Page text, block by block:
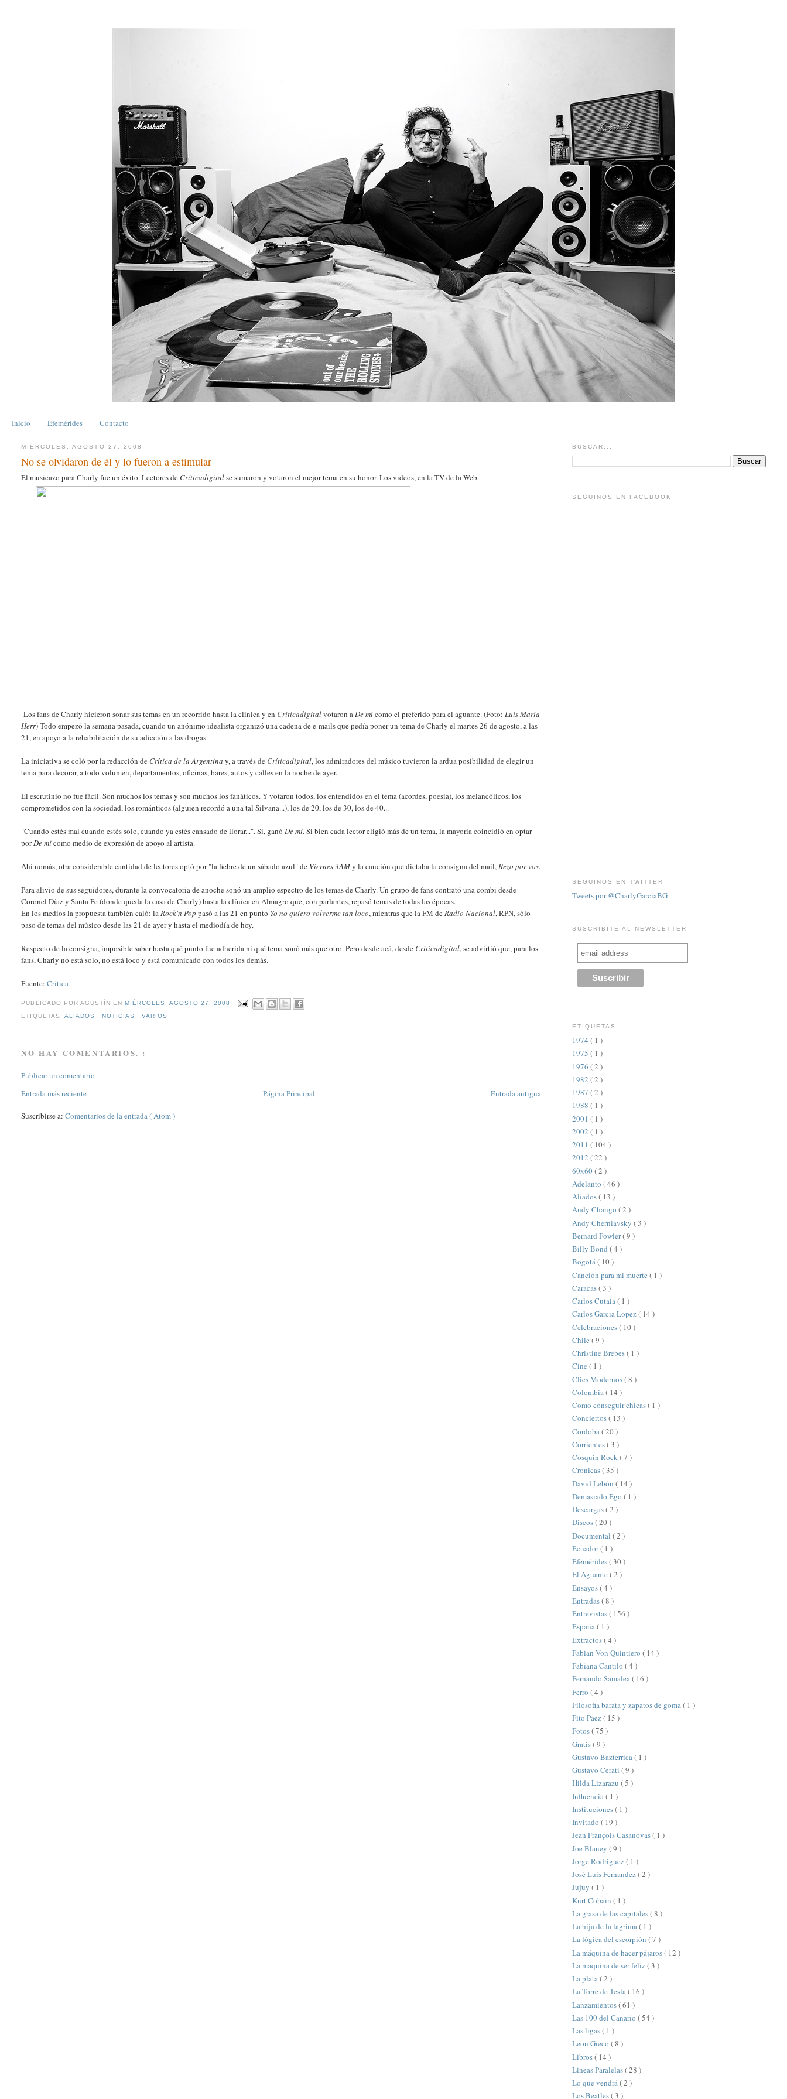
Inicio Efemérides Contacto
MIÉRCOLES, AGOSTO 27, 2008
No se olvidaron de él y lo fueron a estimular
El musicazo para Charly fue un éxito. Lectores de Críticadigitalse sumaron y votaron el mejor tema en su honor. Los videos, en la TV de la Web
Los fans de Charly hicieron sonar sus temas en un recorrido hasta la clínica y en Críticadigitalvotaron aDe mícomo el preferido para el aguante. (Foto: Luis María
Herr)Todo empezó la semana pasada, cuando un anónimo idealista organizó una cadena de e-mails que pedía poner un tema de Charly el martes 26 de agosto, a las
21, en apoyo a la rehabilitación de su adicción a las drogas.
La iniciativa se coló por la redacción de Crítica de la Argentina y, a través de Críticadigital, los admiradores del músico tuvieron la ardua posibilidad de elegir un
tema para decorar, a todo volumen, departamentos, oficinas, bares, autos y calles en la noche de ayer.
El escrutinio no fue fácil. Son muchos los temas y son muchos los fanáticos. Y votaron todos, los entendidos en el tema (acordes, poesía), los melancólicos, los
comprometidos con la sociedad, los románticos (alguien recordó a una tal Silvana...), los de 20, los de 30, los de 40...
"Cuando estés mal cuando estés solo, cuando ya estés cansado de llorar...". Sí, ganóDe mi. Si bien cada lector eligió más de un tema, la mayoría coincidió en optar
porDe micomo medio de expresión de apoyo al artista.
Ahí nomás, otra considerable cantidad de lectores optó por "la fiebre de un sábado azul" de Viernes 3AMy la canción que dictaba la consigna del mail,Rezo por vos.
Para alivio de sus seguidores, durante la convocatoria de anoche sonó un amplio espectro de los temas de Charly. Un grupo de fans contrató una combi desde
Coronel Díaz y Santa Fe (donde queda la casa de Charly) hasta la clínica en Almagro que, con parlantes, repasó temas de todas las épocas.
En los medios la propuesta también caló: laRock'n Pop pasó a las 21 en punto Yo no quiero volverme tan loco, mientras que la FM deRadio Nacional, RPN, sólo
paso de temas del músico desde las 21 de ayer y hasta el mediodía de hoy.
Respecto de la consigna, imposible saber hasta qué punto fue adherida ni qué tema sonó más que otro. Pero desde acá, desde Críticadigital, se advirtió que, para los
fans, Charly no está solo, no está loco y está comunicado con todos los demás.
Fuente:Critica
PUBLICADO POR AGUSTÍN EN MIÉRCOLES, AGOSTO 27, 2008
ETIQUETAS: ALIADOS NOTICIAS VARIOS
NO HAY COMENTARIOS. :
Publicar un comentario
Entrada más reciente
Entrada antigua
Página Principal
Suscribirse a:Comentarios de la entrada ( Atom )
BUSCAR...
SEGUINOS EN FACEBOOK
SEGUINOS EN TWITTER
Tweets por @CharlyGarciaBG
SUSCRIBITE AL NEWSLETTER
ETIQUETAS
1974 ( 1 )
1975 ( 1 )
1976 ( 2 )
1982 ( 2 )
1987 ( 2 )
1988 ( 1 )
2001 ( 1 )
2002 ( 1 )
2011 ( 104 )
2012 ( 22 )
60x60( 2 )
Adelanto ( 46 )
Aliados( 13 )
Andy Chango ( 2 )
Andy Cherniavsky ( 3 )
Bernard Fowler( 9 )
Billy Bond ( 4 )
Bogotá( 10 )
Canción para mi muerte ( 1 )
Caracas( 3 )
Carlos Cutaia( 1 )
Carlos Garcia Lopez( 14 )
Celebraciones( 10 )
Chile ( 9 )
Christine Brebes( 1 )
Cine ( 1 )
Clics Modernos( 8 )
Colombia( 14 )
Como conseguir chicas( 1 )
Conciertos( 13 )
Cordoba ( 20 )
Corrientes( 3 )
Cosquin Rock( 7 )
Cronicas( 35 )
David Lebón ( 14 )
Demasiado Ego ( 1 )
Descargas( 2 )
Discos( 20 )
Documental ( 2 )
Ecuador( 1 )
Efemérides( 30 )
El Aguante ( 2 )
Ensayos( 4 )
Entradas( 8 )
Entrevistas( 156 )
España( 1 )
Extractos( 4 )
Fabian Von Quintiero ( 14 )
Fabiana Cantilo ( 4 )
Fernando Samalea( 16 )
Ferro ( 4 )
Filosofia barata y zapatos de goma( 1 )
Fito Paez( 15 )
Fotos( 75 )
Gratis( 9 )
Gustavo Bazterrica( 1 )
Gustavo Cerati ( 9 )
Hilda Lizarazu ( 5 )
Influencia ( 1 )
Instituciones( 1 )
Invitado ( 19 )
Jean François Casanovas( 1 )
Joe Blaney ( 9 )
Jorge Rodriguez( 1 )
José Luis Fernandez( 2 )
Jujuy ( 1 )
Kurt Cobain ( 1 )
La grasa de las capitales( 8 )
La hija de la lagrima( 1 )
La lógica del escorpión ( 7 )
La máquina de hacer pájaros( 12 )
La maquina de ser feliz( 3 )
La plata( 2 )
La Torre de Tesla( 16 )
Lanzamientos( 61 )
Las 100 del Canario ( 54 )
Las ligas( 1 )
Leon Gieco ( 8 )
Libros( 14 )
Lineas Paralelas( 28 )
Lo que vendrá( 2 )
Los Beatles( 3 )